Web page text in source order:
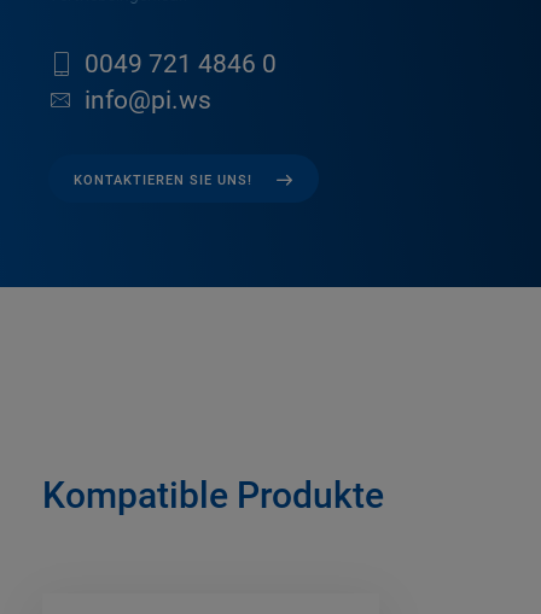
0049 721 4846 0
info@pi.ws
KONTAKTIEREN SIE UNS!
Kompatible Produkte